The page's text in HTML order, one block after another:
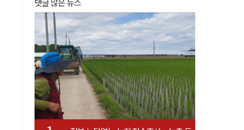
댓글 많은 뉴스